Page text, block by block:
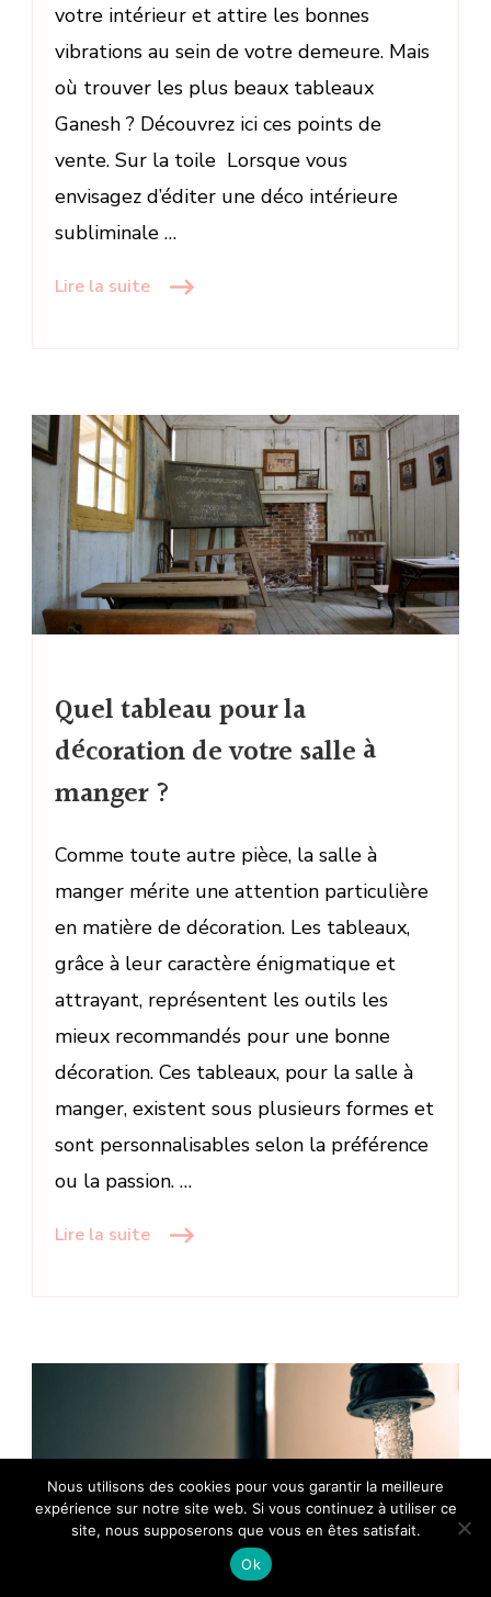
votre intérieur et attire les bonnes
vibrations au sein de votre demeure. Mais
où trouver les plus beaux tableaux
Ganesh ? Découvrez ici ces points de
vente. Sur la toile Lorsque vous
envisagez d’éditer une déco intérieure
subliminale …
Lire la suite
Quel tableau pour la
décoration de votre salle à
manger ?
Comme toute autre pièce, la salle à
manger mérite une attention particulière
en matière de décoration. Les tableaux,
grâce à leur caractère énigmatique et
attrayant, représentent les outils les
mieux recommandés pour une bonne
décoration. Ces tableaux, pour la salle à
manger, existent sous plusieurs formes et
sont personnalisables selon la préférence
ou la passion. …
Lire la suite
Nous utilisons des cookies pour vous garantir la meilleure
expérience sur notre site web. Si vous continuez à utiliser ce
site, nous supposerons que vous en êtes satisfait.
Ok